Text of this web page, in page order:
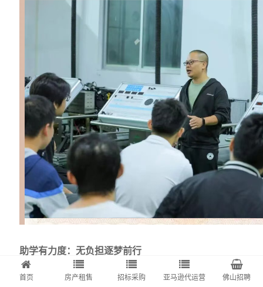
助学有力度：无负担逐梦前行
首页 房产租售 招标采购 亚马逊代运营 佛山招聘